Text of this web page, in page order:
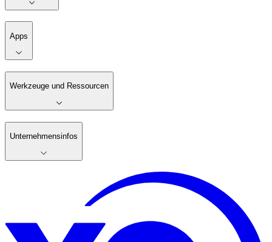
Apps
Werkzeuge und Ressourcen
Unternehmensinfos